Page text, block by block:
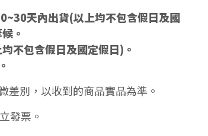
天內出貨(以上均不包含假日及國
。
不包含假日及國定假日)。
別，以收到的商品實品為準。
發票。